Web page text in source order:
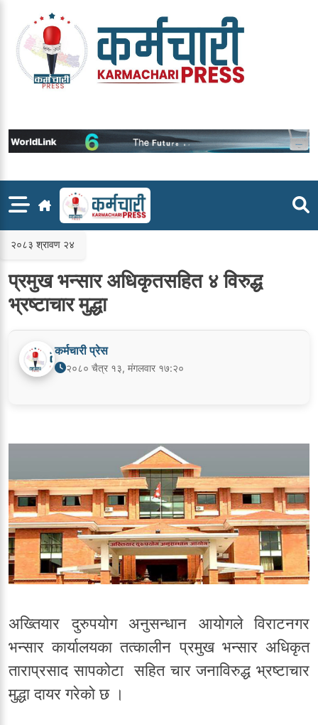
content
२०८३ श्रावण २४
प्रमुख भन्सार अधिकृतसहित ४ विरुद्ध
भ्रष्टाचार मुद्धा
कर्मचारी प्रेस
२०८० चैत्र १३, मंगलवार १७:२०
अख्तियार दुरुपयोग अनुसन्धान आयोगले विराटनगर
भन्सार कार्यालयका तत्कालीन प्रमुख भन्सार अधिकृत
ताराप्रसाद सापकोटा सहित चार जनाविरुद्ध भ्रष्टाचार
मुद्धा दायर गरेको छ ।